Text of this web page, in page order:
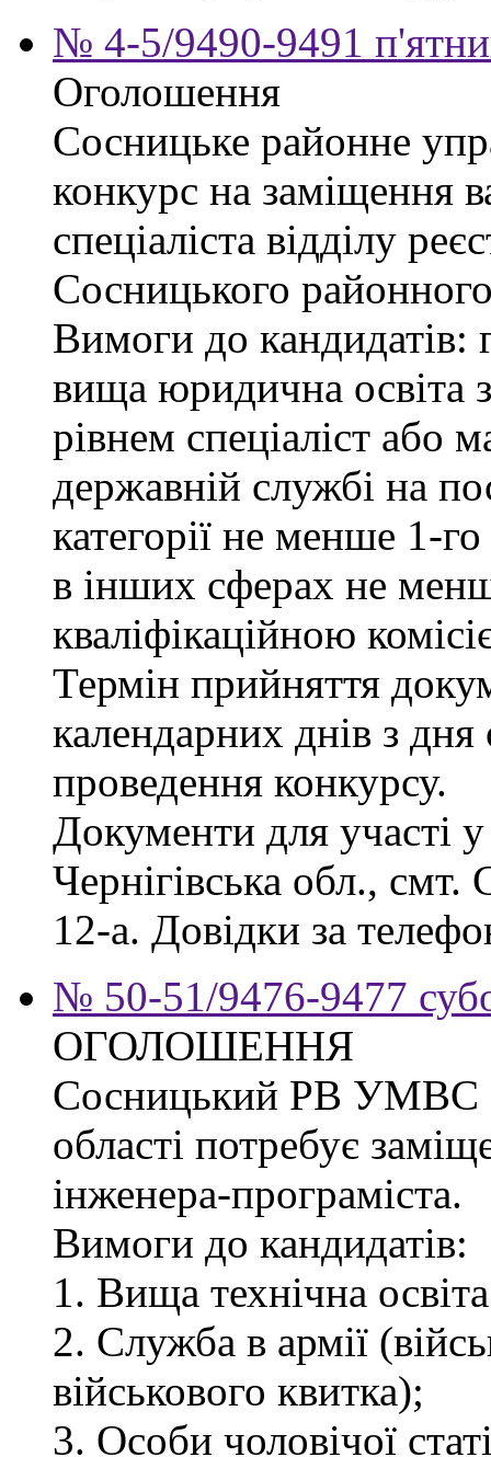
№ 4-5/9490-9491
Оголошення
Сосницьке районне
конкурс на заміщення
спеціаліста відділу
Сосницького
Вимоги до кандидатів:
вища юридична освіта
рівнем спеціаліст або
державній службі на
категорії не менше 1-
в інших сферах не
кваліфікаційною
Термін прийняття
календарних днів з
проведення конкурсу.
Документи для участі
Чернігівська обл.,
12-а. Довідки за
№ 50-51/9476-9477
ОГОЛОШЕННЯ
Сосницький РВ УМВС
області потребує
інженера-програміста.
Вимоги до кандидатів:
1. Вища технічна
2. Служба в армії
військового квитка);
3. Особи чоловічої